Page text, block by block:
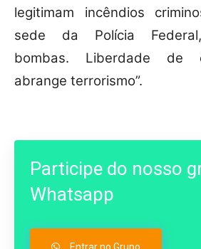
legitimam incêndios
sede da Polícia
bombas. Liberdade de
abrange terrorismo”.
Participe do nosso
Whatsapp